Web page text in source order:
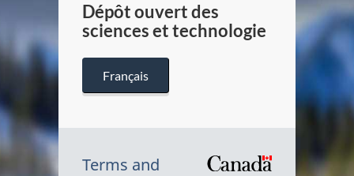
Dépôt ouvert des
sciences et technologie
Français
Terms and